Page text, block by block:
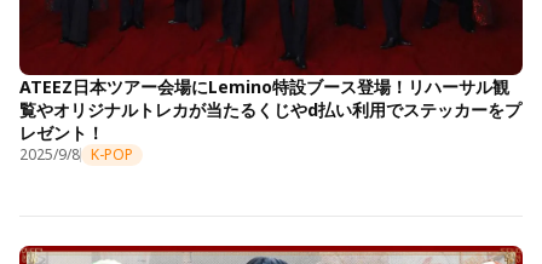
ATEEZ日本ツアー会場にLemino特設ブース登場！リハーサル観
覧やオリジナルトレカが当たるくじやd払い利用でステッカーをプ
レゼント！
2025/9/8 K-POP